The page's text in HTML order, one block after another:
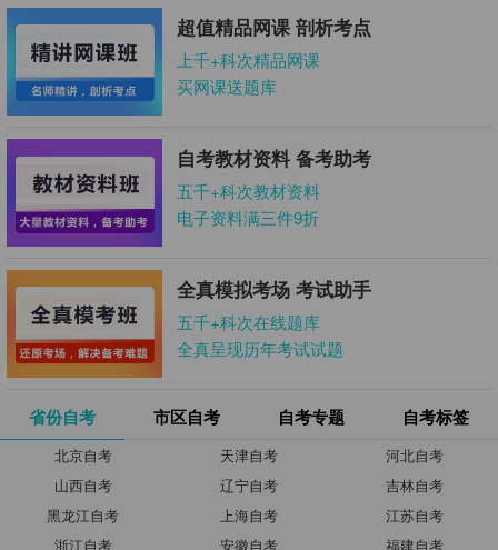
超值精品网课 剖析考点
上千+科次精品网课
买网课送题库
自考教材资料 备考助考
五千+科次教材资料
电子资料满三件9折
全真模拟考场 考试助手
五千+科次在线题库
全真呈现历年考试试题
省份自考 市区自考 自考专题 自考标签
北京自考 天津自考
河北自考
山西自考
辽宁自考
吉林自考
黑龙江自考
上海自考
江苏自考
浙江自考
安徽自考 福建自考